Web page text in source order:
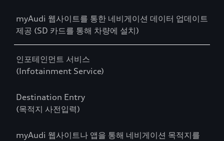
myAudi 웹사이트를 통한 네비게이션 데이터 업데이트
제공 (SD 카드를 통해 차량에 설치)
인포테인먼트 서비스
(Infotainment Service)
Destination Entry
(목적지 사전입력)
myAudi 웹사이트나 앱을 통해 네비게이션 목적지를